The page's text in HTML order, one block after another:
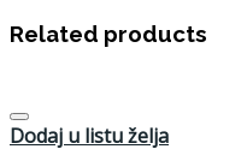
Related products
Dodaj u listu želja